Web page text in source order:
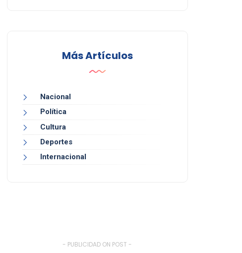
Más Artículos
Nacional
Política
Cultura
Deportes
Internacional
- PUBLICIDAD ON POST -